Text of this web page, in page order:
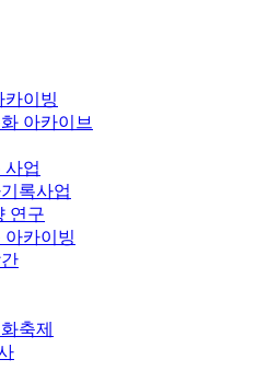
카이빙
아카이브
사업
록사업
연구
아카이빙
축제